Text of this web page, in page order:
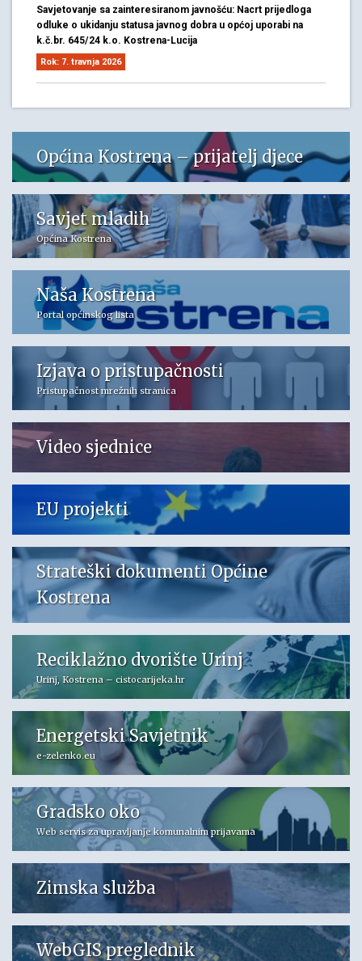
Savjetovanje sa zainteresiranom javnošću: Nacrt prijedloga
odluke o ukidanju statusa javnog dobra u općoj uporabi na
k.č.br. 645/24 k.o. Kostrena-Lucija
Rok: 7. travnja 2026
Općina Kostrena – prijatelj djece
Savjet mladih
Općina Kostrena
Naša Kostrena
Portal općinskog lista
Izjava o pristupačnosti
Pristupačnost mrežnih stranica
Video sjednice
EU projekti
Strateški dokumenti Općine
Kostrena
Reciklažno dvorište Urinj
Urinj, Kostrena – cistocarijeka.hr
Energetski Savjetnik
e-zelenko.eu
Gradsko oko
Web servis za upravljanje komunalnim prijavama
Zimska služba
WebGIS preglednik